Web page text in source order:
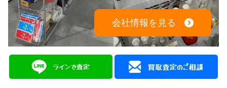
会社情報を見る